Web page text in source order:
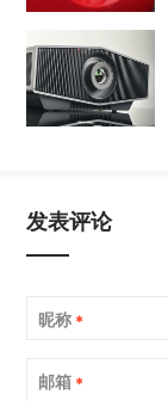
发表评论
昵称 *
邮箱 *